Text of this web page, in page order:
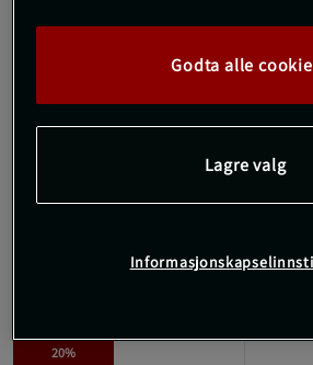
SBD
13mm
SBD
3.299
20%
Godta alle
Lagre valg